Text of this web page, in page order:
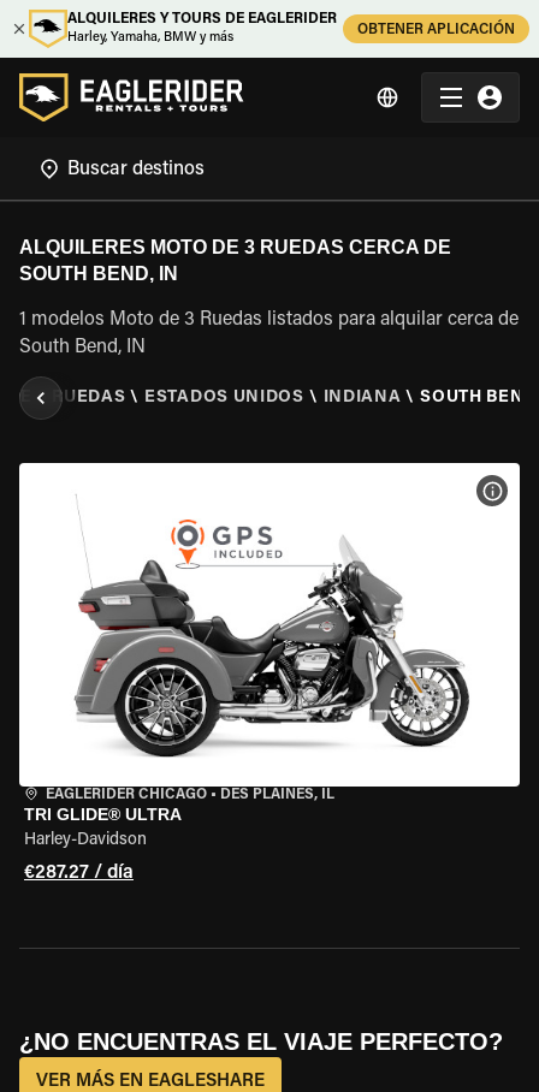
ALQUILERES Y TOURS DE EAGLERIDER
Harley, Yamaha, BMW y más
OBTENER APLICACIÓN
ALQUILERES MOTO DE 3 RUEDAS CERCA DE
SOUTH BEND, IN
1 modelos Moto de 3 Ruedas listados para alquilar cerca de
South Bend, IN
DE 3 RUEDAS \ ESTADOS UNIDOS \ INDIANA \ SOUTH
EAGLERIDER CHICAGO • DES PLAINES, IL
TRI GLIDE® ULTRA
Harley-Davidson
€287.27 / día
VER
¿NO ENCUENTRAS EL VIAJE PERFECTO?
VER MÁS EN EAGLESHARE